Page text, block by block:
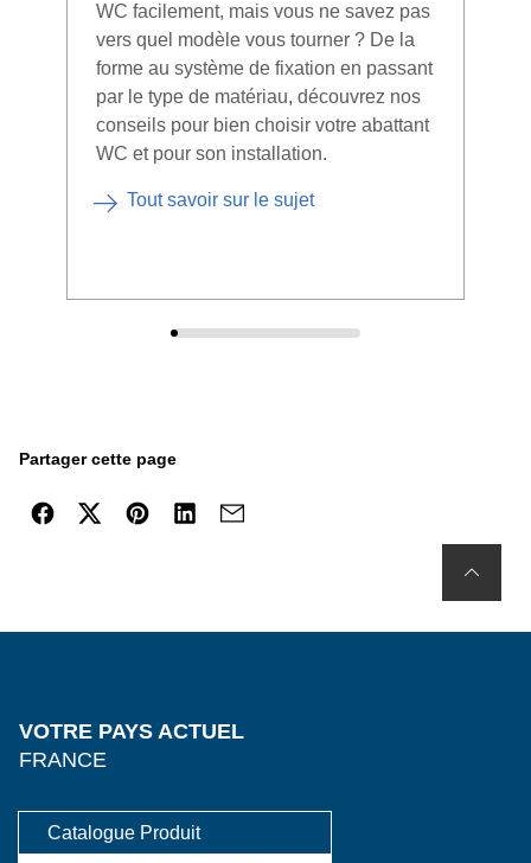
WC facilement, mais vous ne savez pas
vers quel modèle vous tourner ? De la
forme au système de fixation en passant
par le type de matériau, découvrez nos
conseils pour bien choisir votre abattant
WC et pour son installation.
Tout savoir sur le sujet
Partager cette page
VOTRE PAYS ACTUEL
FRANCE
Catalogue Produit